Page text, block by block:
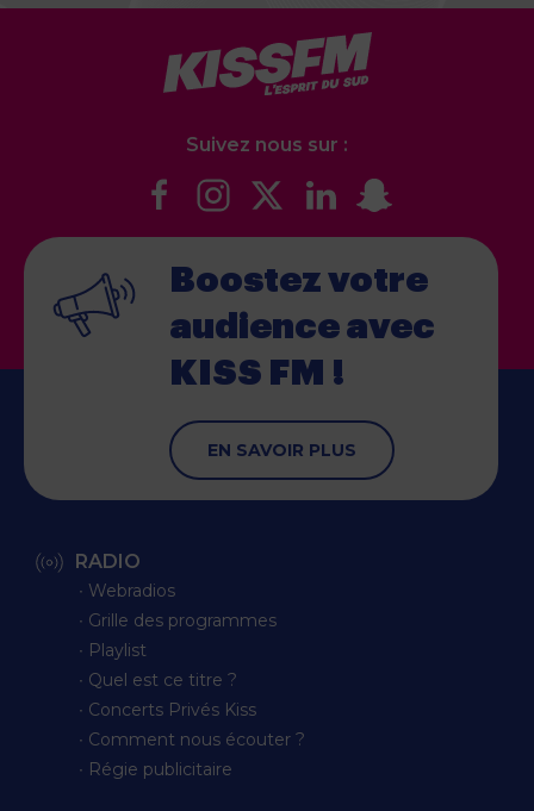
Suivez nous sur :
Boostez votre
audience avec
KISS FM !
EN SAVOIR PLUS
RADIO
∙ Webradios
∙ Grille des programmes
∙ Playlist
∙ Quel est ce titre ?
∙ Concerts Privés Kiss
∙ Comment nous écouter ?
∙ Régie publicitaire